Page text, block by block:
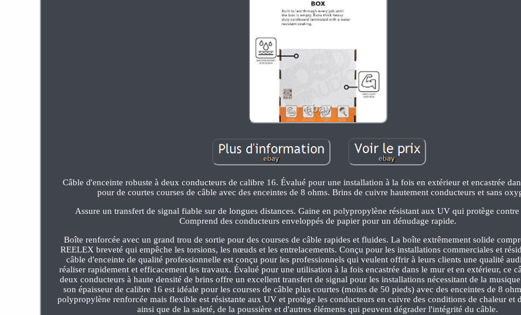
Câble d'enceinte robuste à deux conducteurs de calibre 16. Évalué pour une installation à la fois en extérieur et encastrée
pour de courtes courses de câble avec des enceintes de 8 ohms. Brins de cuivre hautement conducteurs et sans
Assure un transfert de signal fiable sur de longues distances. Gaine en polypropylène résistant aux UV qui protège
Comprend des conducteurs enveloppés de papier pour un dénudage rapide.
Boîte renforcée avec un grand trou de sortie pour des courses de câble rapides et fluides. La boîte extrêmement solide
REELEX breveté qui empêche les torsions, les nœuds et les entrelacements. Conçu pour les installations commerciales et
câble d'enceinte de qualité professionnelle est conçu pour les professionnels qui veulent offrir à leurs clients une qualité
réaliser rapidement et efficacement les travaux. Évalué pour une utilisation à la fois encastrée dans le mur et en extérieur, ce
deux conducteurs à haute densité de brins offre un excellent transfert de signal pour les installations nécessitant de la
son épaisseur de calibre 16 est idéale pour les courses de câble plus courtes (moins de 50 pieds) avec des enceintes de 8
polypropylène renforcée mais flexible est résistante aux UV et protège les conducteurs en cuivre des conditions de chaleur et
ainsi que de la saleté, de la poussière et d'autres éléments qui peuvent dégrader l'intégrité du câble.